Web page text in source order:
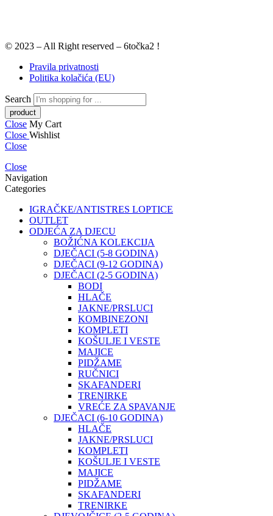
© 2023 – All Right reserved – 6točka2 !
Pravila privatnosti
Politika kolačića (EU)
Search
Close My Cart
Close Wishlist
Close
Close
Navigation
Categories
IGRAČKE/ANTISTRES LOPTICE
OUTLET
ODJEĆA ZA DJECU
BOŽIĆNA KOLEKCIJA
DJEČACI (5-8 GODINA)
DJEČACI (9-12 GODINA)
DJEČACI (2-5 GODINA)
BODI
HLAČE
JAKNE/PRSLUCI
KOMBINEZONI
KOMPLETI
KOŠULJE I VESTE
MAJICE
PIDŽAME
RUČNICI
SKAFANDERI
TRENIRKE
VREĆE ZA SPAVANJE
DJEČACI (6-10 GODINA)
HLAČE
JAKNE/PRSLUCI
KOMPLETI
KOŠULJE I VESTE
MAJICE
PIDŽAME
SKAFANDERI
TRENIRKE